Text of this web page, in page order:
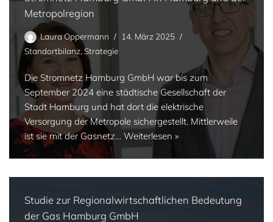
Metropolregion
Laura Oppermann
14. März 2025
Standortbilanz, Strategie
Die Stromnetz Hamburg GmbH war bis zum
September 2024 eine städtische Gesellschaft der
Stadt Hamburg und hat dort die elektrische
Versorgung der Metropole sichergestellt. Mittlerweile
ist sie mit der Gasnetz… Weiterlesen »
Studie zur Regionalwirtschaftlichen Bedeutung
der Gas Hamburg GmbH